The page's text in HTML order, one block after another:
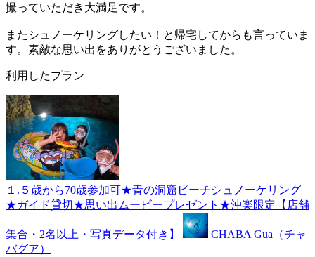
撮っていただき大満足です。
またシュノーケリングしたい！と帰宅してからも言っていま
す。素敵な思い出をありがとうございました。
利用したプラン
１.５歳から70歳参加可★青の洞窟ビーチシュノーケリング
★ガイド貸切★思い出ムービープレゼント★沖楽限定【店舗
集合・2名以上・写真データ付き】
CHABA Gua（チャ
バグア）